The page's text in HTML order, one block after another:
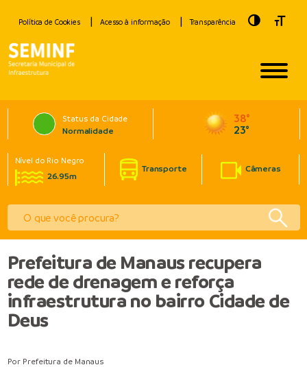
Política de Cookies Acesso à informação Transparência Toggle
Status da Cidade
Normalidade
38°
23°
Nível do Rio Negro
26.95m
Transporte Câmeras
Prefeitura de Manaus recupera
rede de drenagem e reforça
infraestrutura no bairro Cidade de
Deus
Por Prefeitura de Manaus